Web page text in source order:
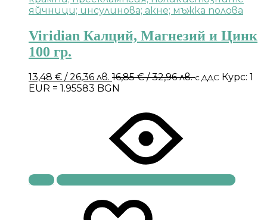
Viridian Калций, Магнезий и Цинк
100 гр.
13,48 € / 26,36 лв. 16,85€/ 32,96 лв.с ДДС Курс: 1
EUR = 1.95583 BGN
Купи